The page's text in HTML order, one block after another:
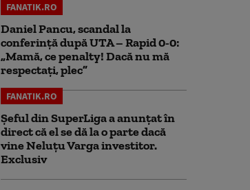
FANATIK.RO
Daniel Pancu, scandal la
conferință după UTA – Rapid 0-0:
„Mamă, ce penalty! Dacă nu mă
respectați, plec”
FANATIK.RO
Șeful din SuperLiga a anunțat în
direct că el se dă la o parte dacă
vine Neluțu Varga investitor.
Exclusiv